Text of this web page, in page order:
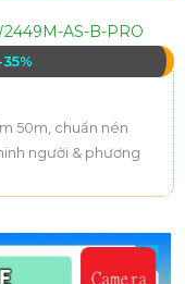
AS-B-PRO
50m, chuẩn nén
người & phương